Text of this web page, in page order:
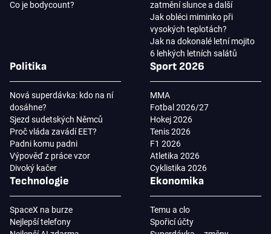
Co je bodycount?
zatmění slunce a další
Jak obléci miminko při
vysokých teplotách?
Jak na dokonalé letní mojito
6 lehkých letních salátů
Politika
Nová superdávka: kdo na ní
dosáhne?
Sjezd sudetských Němců
Proč vláda zavádí EET?
Padni komu padni
Výpověď z práce vzor
Divoký kačer
Sport 2026
MMA
Fotbal 2026/27
Hokej 2026
Tenis 2026
F1 2026
Atletika 2026
Cyklistika 2026
Technologie
SpaceX na burze
Nejlepší telefony
Ekonomika
Temu a clo
Spořicí účty